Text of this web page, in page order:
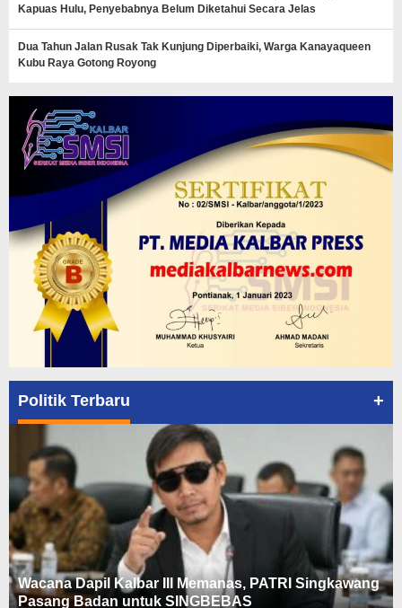
Kapuas Hulu, Penyebabnya Belum Diketahui Secara Jelas
Dua Tahun Jalan Rusak Tak Kunjung Diperbaiki, Warga Kanayaqueen
Kubu Raya Gotong Royong
Politik Terbaru +
Wacana Dapil Kalbar III Memanas, PATRI Singkawang
Pasang Badan untuk SINGBEBAS